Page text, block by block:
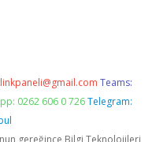
Teams:
0262 606 0 726 Telegram:
gereğince Bilgi Teknolojileri